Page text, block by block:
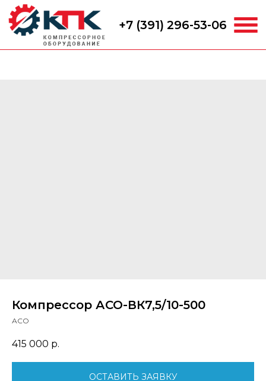
+7 (391) 296-53-06
Компрессор АСО-ВК7,5/10-500
АСО
415 000 р.
ОСТАВИТЬ ЗАЯВКУ